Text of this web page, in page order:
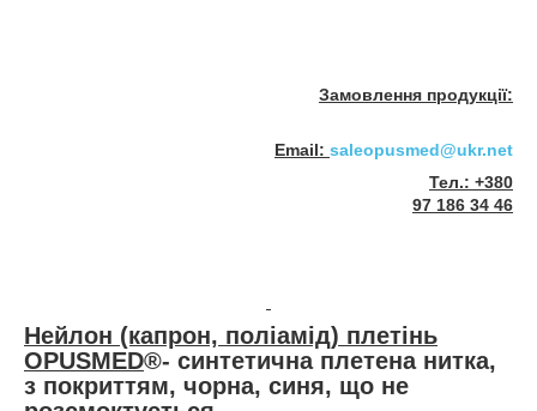
Замовлення продукції:
Email: saleopusmed@ukr.net
Тел.: +380
97 186 34 46
Нейлон (капрон, поліамід) плетінь
OPUSMED®- синтетична плетена нитка,
з покриттям, чорна, синя, що не